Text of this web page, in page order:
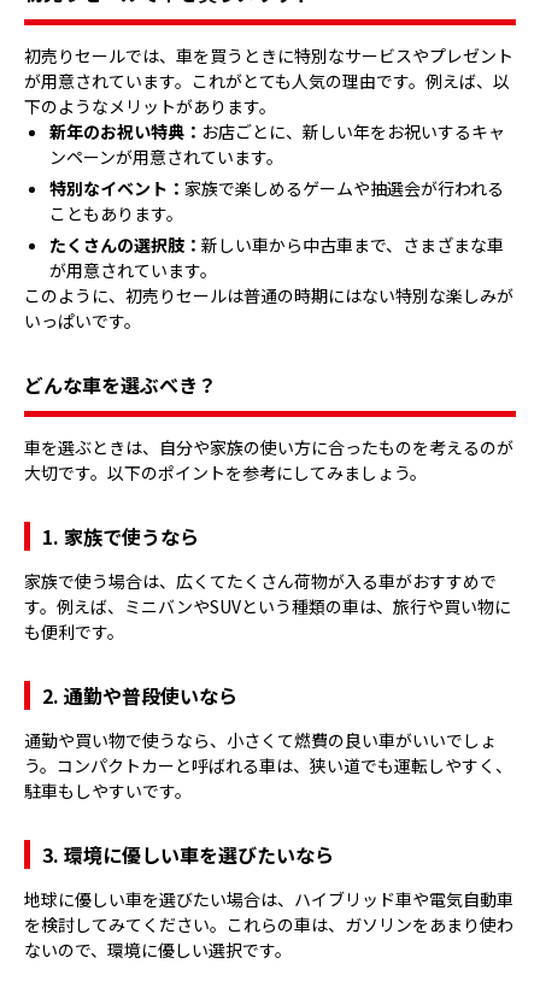
初売りセールでは、車を買うときに特別なサービスやプレゼント
が用意されています。これがとても人気の理由です。例えば、以
下のようなメリットがあります。
新年のお祝い特典： お店ごとに、新しい年をお祝いするキャ
ンペーンが用意されています。
特別なイベント： 家族で楽しめるゲームや抽選会が行われる
こともあります。
たくさんの選択肢： 新しい車から中古車まで、さまざまな車
が用意されています。
このように、初売りセールは普通の時期にはない特別な楽しみが
いっぱいです。
どんな車を選ぶべき？
車を選ぶときは、自分や家族の使い方に合ったものを考えるのが
大切です。以下のポイントを参考にしてみましょう。
1. 家族で使うなら
家族で使う場合は、広くてたくさん荷物が入る車がおすすめで
す。例えば、ミニバンやSUVという種類の車は、旅行や買い物に
も便利です。
2. 通勤や普段使いなら
通勤や買い物で使うなら、小さくて燃費の良い車がいいでしょ
う。コンパクトカーと呼ばれる車は、狭い道でも運転しやすく、
駐車もしやすいです。
3. 環境に優しい車を選びたいなら
地球に優しい車を選びたい場合は、ハイブリッド車や電気自動車
を検討してみてください。これらの車は、ガソリンをあまり使わ
ないので、環境に優しい選択です。